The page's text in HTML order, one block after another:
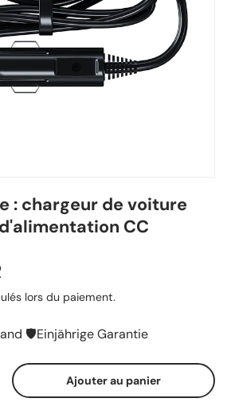
: chargeur de voiture
CC
lors du paiement.
🛡️Einjährige Garantie
Ajouter au panier